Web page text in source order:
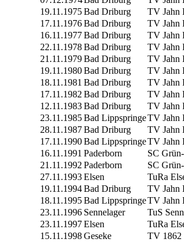
19.11.1975 Bad Driburg
TV Jahn
17.11.1976 Bad Driburg
TV Jahn
16.11.1977 Bad Driburg
TV Jahn
22.11.1978 Bad Driburg
TV Jahn
21.11.1979 Bad Driburg
TV Jahn
19.11.1980 Bad Driburg
TV Jahn
18.11.1981 Bad Driburg
TV Jahn
17.11.1982 Bad Driburg
TV Jahn
12.11.1983 Bad Driburg
TV Jahn
23.11.1985 Bad LippspringeTV Jahn
28.11.1987 Bad Driburg
TV Jahn
17.11.1990 Bad LippspringeTV Jahn
16.11.1991 Paderborn
SC
21.11.1992 Paderborn
SC
27.11.1993 Elsen
TuRa
19.11.1994 Bad Driburg
TV Jahn
18.11.1995 Bad LippspringeTV Jahn
23.11.1996 Sennelager
TuS
23.11.1997 Elsen
TuRa
15.11.1998 Geseke
TV 1862